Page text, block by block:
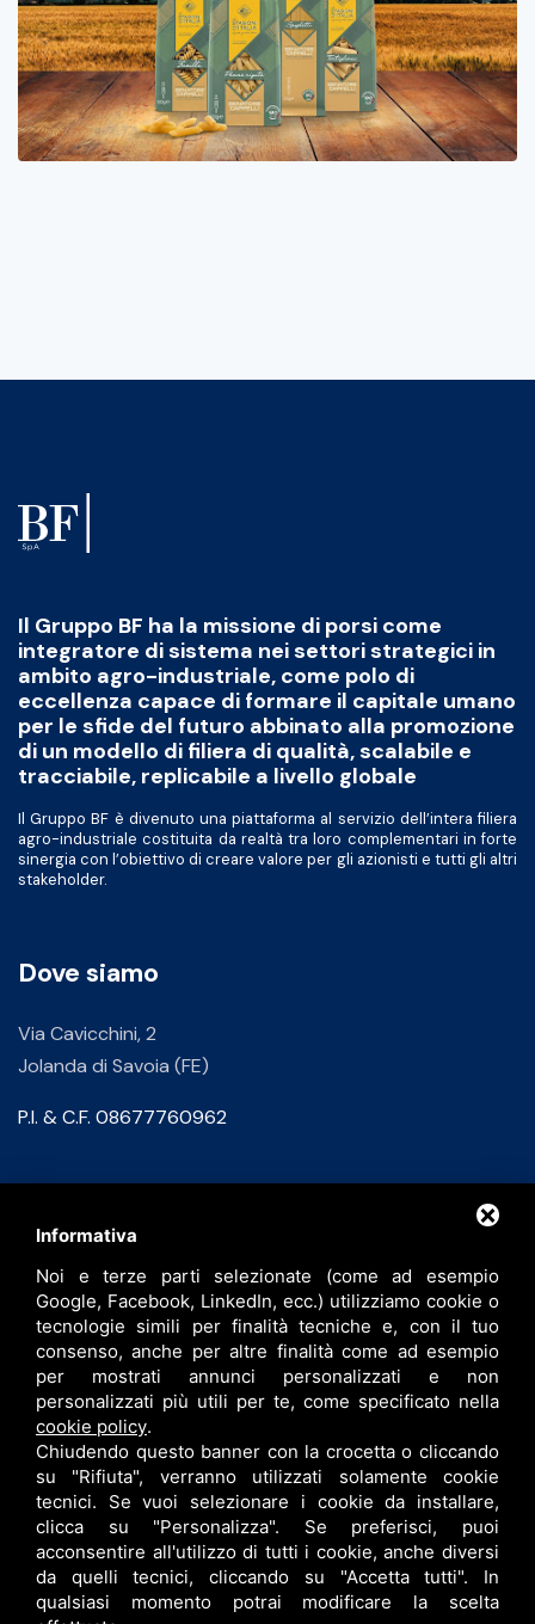
Il Gruppo BF ha la missione di porsi come
integratore di sistema nei settori strategici in
ambito agro-industriale, come polo di
eccellenza capace di formare il capitale umano
per le sfide del futuro abbinato alla promozione
di un modello di filiera di qualità, scalabile e
tracciabile, replicabile a livello globale
Il Gruppo BF è divenuto una piattaforma al servizio dell’intera filiera
agro-industriale costituita da realtà tra loro complementari in forte
sinergia con l’obiettivo di creare valore per gli azionisti e tutti gli altri
stakeholder.
Dove siamo
Via Cavicchini, 2
Jolanda di Savoia (FE)
P.I. & C.F. 08677760962
info@bfspa.it
+39 0532 836102
Lavora con noi
B.F. S.P.A. © •PRIVACY•CONTITOLARITÀ• RESPONSABILE DEL TRATTAMENTO
Informativa
Noi e terze parti selezionate (come ad esempio
Google, Facebook, LinkedIn, ecc.) utilizziamo cookie o
tecnologie simili per finalità tecniche e, con il tuo
consenso, anche per altre finalità come ad esempio
per mostrati annunci personalizzati e non
personalizzati più utili per te, come specificato nella
cookie policy.
Chiudendo questo banner con la crocetta o cliccando
su "Rifiuta", verranno utilizzati solamente cookie
tecnici. Se vuoi selezionare i cookie da installare,
clicca su "Personalizza". Se preferisci, puoi
acconsentire all'utilizzo di tutti i cookie, anche diversi
da quelli tecnici, cliccando su "Accetta tutti". In
qualsiasi momento potrai modificare la scelta